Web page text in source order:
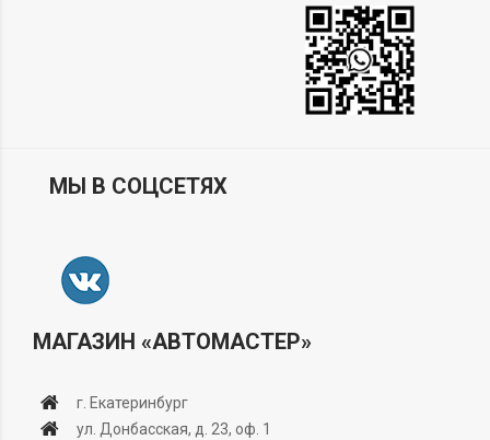
МЫ В СОЦСЕТЯХ
МАГАЗИН «АВТОМАСТЕР»
г. Екатеринбург
ул. Донбасская, д. 23, оф. 1